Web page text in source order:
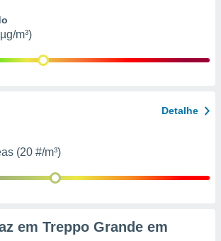
m³)
Detalhe
(20 #/m³)
em Treppo Grande em